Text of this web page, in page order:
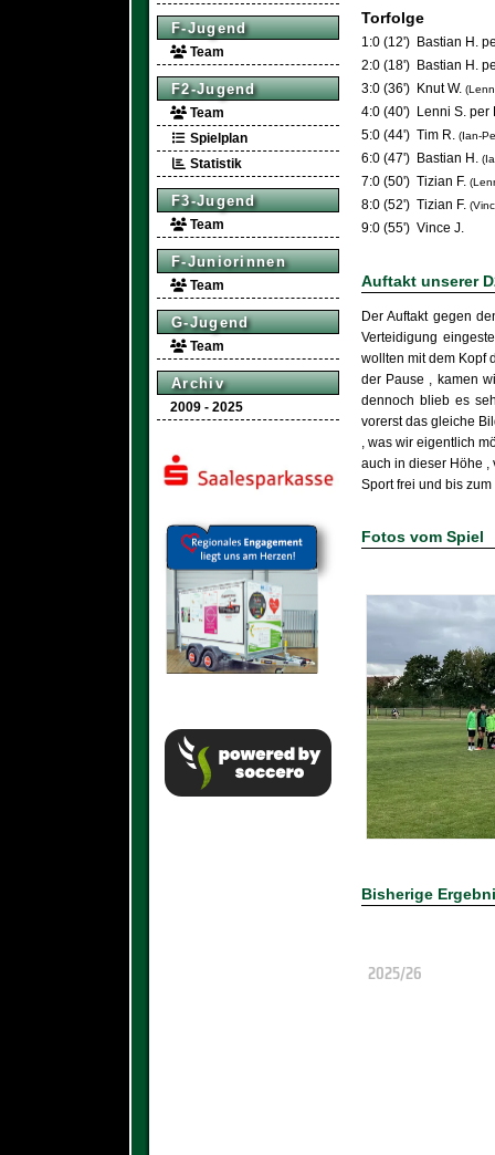
F-Jugend
Team
F2-Jugend
Team
Spielplan
Statistik
F3-Jugend
Team
F-Juniorinnen
Team
G-Jugend
Team
Archiv
2009 - 2025
Torfolge
1:0 (12') Bastian H.
2:0 (18') Bastian H.
3:0 (36') Knut W.
4:0 (40') Lenni S. per
5:0 (44') Tim R. (Ian-
6:0 (47') Bastian H.
7:0 (50') Tizian F.
8:0 (52') Tizian F.
9:0 (55') Vince J.
Auftakt unserer
Der Auftakt gegen
Verteidigung
wollten mit dem Kopf
der Pause , kamen
dennoch blieb es
vorerst das gleiche
, was wir eigentlich
auch in dieser Höhe
Sport frei und bis
Fotos vom Spiel
Bisherige
2025/26